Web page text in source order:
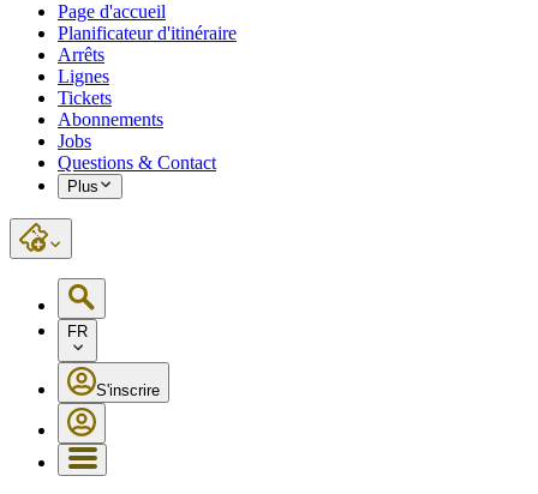
Page d'accueil
Planificateur d'itinéraire
Arrêts
Lignes
Tickets
Abonnements
Jobs
Questions & Contact
Plus
FR
S'inscrire